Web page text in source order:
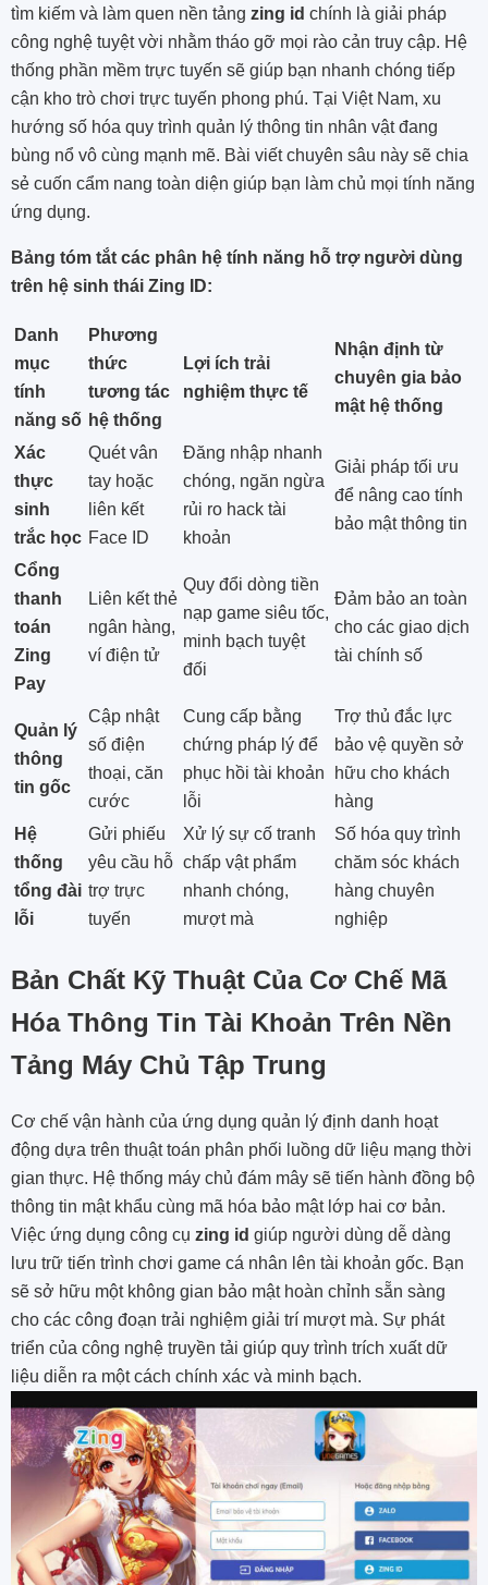
tìm kiếm và làm quen nền tảng zing id chính là giải pháp
công nghệ tuyệt vời nhằm tháo gỡ mọi rào cản truy cập. Hệ
thống phần mềm trực tuyến sẽ giúp bạn nhanh chóng tiếp
cận kho trò chơi trực tuyến phong phú. Tại Việt Nam, xu
hướng số hóa quy trình quản lý thông tin nhân vật đang
bùng nổ vô cùng mạnh mẽ. Bài viết chuyên sâu này sẽ chia
sẻ cuốn cẩm nang toàn diện giúp bạn làm chủ mọi tính năng
ứng dụng.
Bảng tóm tắt các phân hệ tính năng hỗ trợ người dùng
trên hệ sinh thái Zing ID:
Danh
mục
tính
năng số
Phương
thức
tương tác
hệ thống
Lợi ích trải
nghiệm thực tế
Nhận định từ
chuyên gia bảo
mật hệ thống
Xác
thực
sinh
trắc học
Quét vân
tay hoặc
liên kết
Face ID
Đăng nhập nhanh
chóng, ngăn ngừa
rủi ro hack tài
khoản
Giải pháp tối ưu
để nâng cao tính
bảo mật thông tin
Cổng
thanh
toán
Zing
Pay
Liên kết thẻ
ngân hàng,
ví điện tử
Quy đổi dòng tiền
nạp game siêu tốc,
minh bạch tuyệt
đối
Đảm bảo an toàn
cho các giao dịch
tài chính số
Quản lý
thông
tin gốc
Cập nhật
số điện
thoại, căn
cước
Cung cấp bằng
chứng pháp lý để
phục hồi tài khoản
lỗi
Trợ thủ đắc lực
bảo vệ quyền sở
hữu cho khách
hàng
Hệ
thống
tổng đài
lỗi
Gửi phiếu
yêu cầu hỗ
trợ trực
tuyến
Xử lý sự cố tranh
chấp vật phẩm
nhanh chóng,
mượt mà
Số hóa quy trình
chăm sóc khách
hàng chuyên
nghiệp
Bản Chất Kỹ Thuật Của Cơ Chế Mã
Hóa Thông Tin Tài Khoản Trên Nền
Tảng Máy Chủ Tập Trung
Cơ chế vận hành của ứng dụng quản lý định danh hoạt
động dựa trên thuật toán phân phối luồng dữ liệu mạng thời
gian thực. Hệ thống máy chủ đám mây sẽ tiến hành đồng bộ
thông tin mật khẩu cùng mã hóa bảo mật lớp hai cơ bản.
Việc ứng dụng công cụ zing id giúp người dùng dễ dàng
lưu trữ tiến trình chơi game cá nhân lên tài khoản gốc. Bạn
sẽ sở hữu một không gian bảo mật hoàn chỉnh sẵn sàng
cho các công đoạn trải nghiệm giải trí mượt mà. Sự phát
triển của công nghệ truyền tải giúp quy trình trích xuất dữ
liệu diễn ra một cách chính xác và minh bạch.